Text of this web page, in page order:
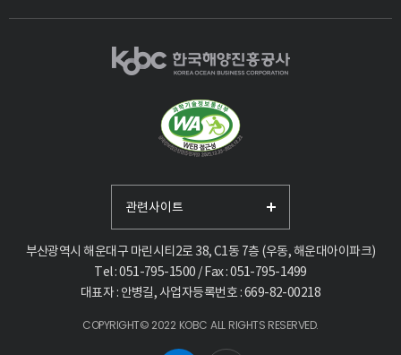
부산광역시 해운대구 마린시티2로 38, C1동 7층 (우동, 해운대아이파크)
Tel : 051-795-1500 / Fax : 051-795-1499
대표자 : 안병길, 사업자등록번호 : 669-82-00218
COPYRIGHT© 2022 KOBC ALL RIGHTS RESERVED.
관련사이트